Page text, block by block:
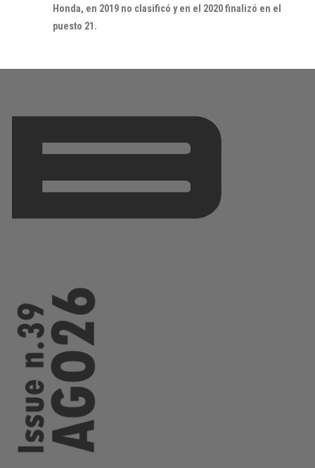
Honda, en 2019 no clasificó y en el 2020 finalizó en el
puesto 21.